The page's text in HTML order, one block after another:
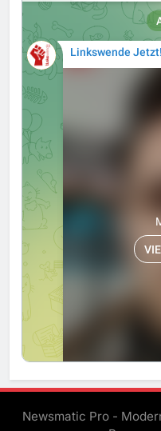
Newsmatic Pro -